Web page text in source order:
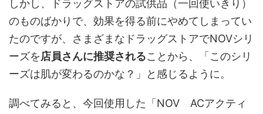
しかし、ドラッグストアの試供品（一回使いきり）
のものばかりで、効果を得る前にやめてしまってい
たのですが、さまざまなドラッグストアでNOVシリ
ーズを店員さんに推奨されることから、「このシリ
ーズは肌が変わるのかな？」と感じるように。
調べてみると、今回使用した「NOV ACアクティ